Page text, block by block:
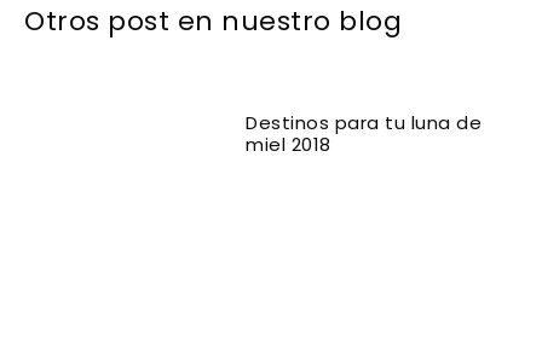
Otros post en nuestro blog
Destinos para tu luna de
miel 2018